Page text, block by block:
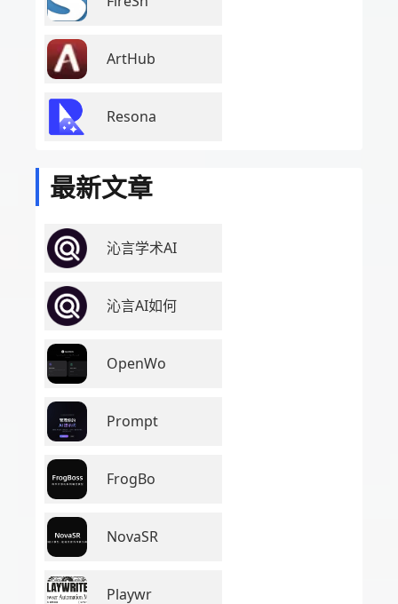
ArtHub
Resona
最新文章
沁言学术AI
沁言AI如何
OpenWo
Prompt
FrogBo
NovaSR
Playwr